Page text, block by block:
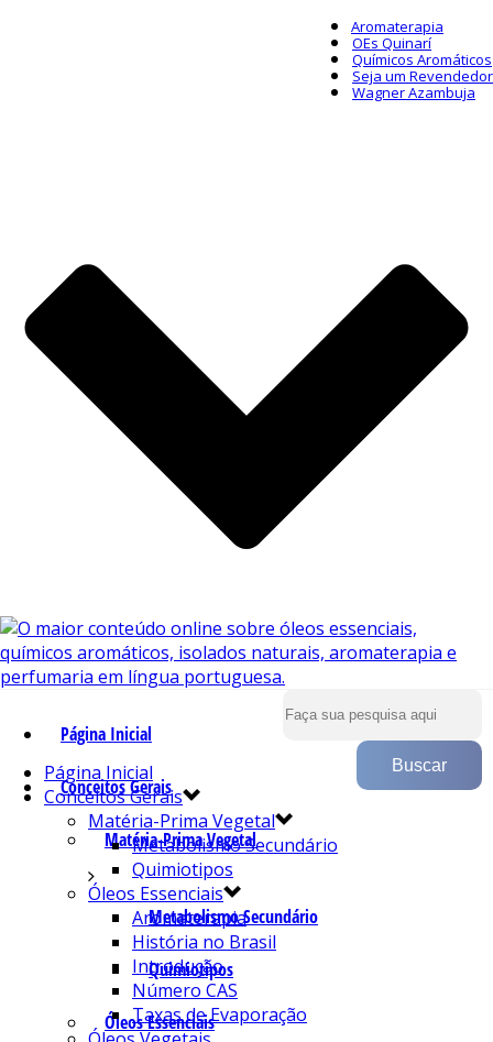
Aromaterapia
OEs Quinarí
Químicos Aromáticos
Seja um Revendedor
Wagner Azambuja
Página Inicial
Conceitos Gerais
Matéria-Prima Vegetal
Metabolismo Secundário
Quimiotipos
Óleos Essenciais
Página Inicial
Conceitos Gerais
Matéria-Prima Vegetal
Metabolismo Secundário
Quimiotipos
Óleos Essenciais
Aromaterapia
História no Brasil
Introdução
Número CAS
Taxas de Evaporação